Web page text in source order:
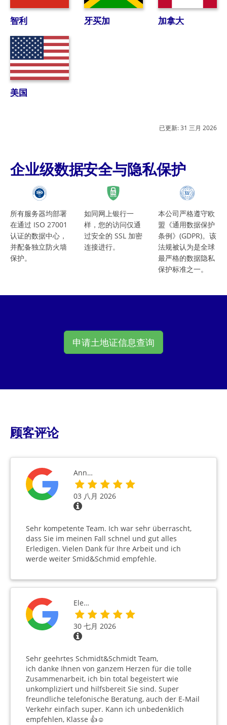
智利 牙买加 加拿大
美国
已更新:31 三月 2026
企业级数据安全与隐私保护
所有服务器均部署
在通过 ISO 27001
认证的数据中心，
并配备独立防火墙
保护。
如同网上银行一
样，您的访问仅通
过安全的 SSL 加密
连接进行。
本公司严格遵守欧
盟《通用数据保护
条例》(GDPR)。该
法规被认为是全球
最严格的数据隐私
保护标准之一。
申请土地证信息查询
顾客评论
Ann…
03 八月 2026
Sehr kompetente Team. Ich war sehr überrascht,
dass Sie im meinen Fall schnel und gut alles
Erledigen. Vielen Dank für Ihre Arbeit und ich
werde weiter Smid&Schmid empfehle.
Ele…
30 七月 2026
Sehr geehrtes Schmidt&Schmidt Team,
ich danke Ihnen von ganzem Herzen für die tolle
Zusammenarbeit, ich bin total begeistert wie
unkompliziert und hilfsbereit Sie sind. Super
freundliche telefonische Beratung, auch der E-Mail
Verkehr einfach super. Kann ich unbedenklich
empfehlen, Klasse 👍☺️